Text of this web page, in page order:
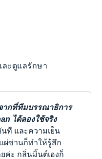
ละดูแลรักษา
ากที่ทีมบรรณาธิการ
ได้ลองใช้จริง
ที และความเย็น
ผ่ซ่านก็ทำให้รู้สึก
ค่ะ กลิ่นมิ้นต์เองก็